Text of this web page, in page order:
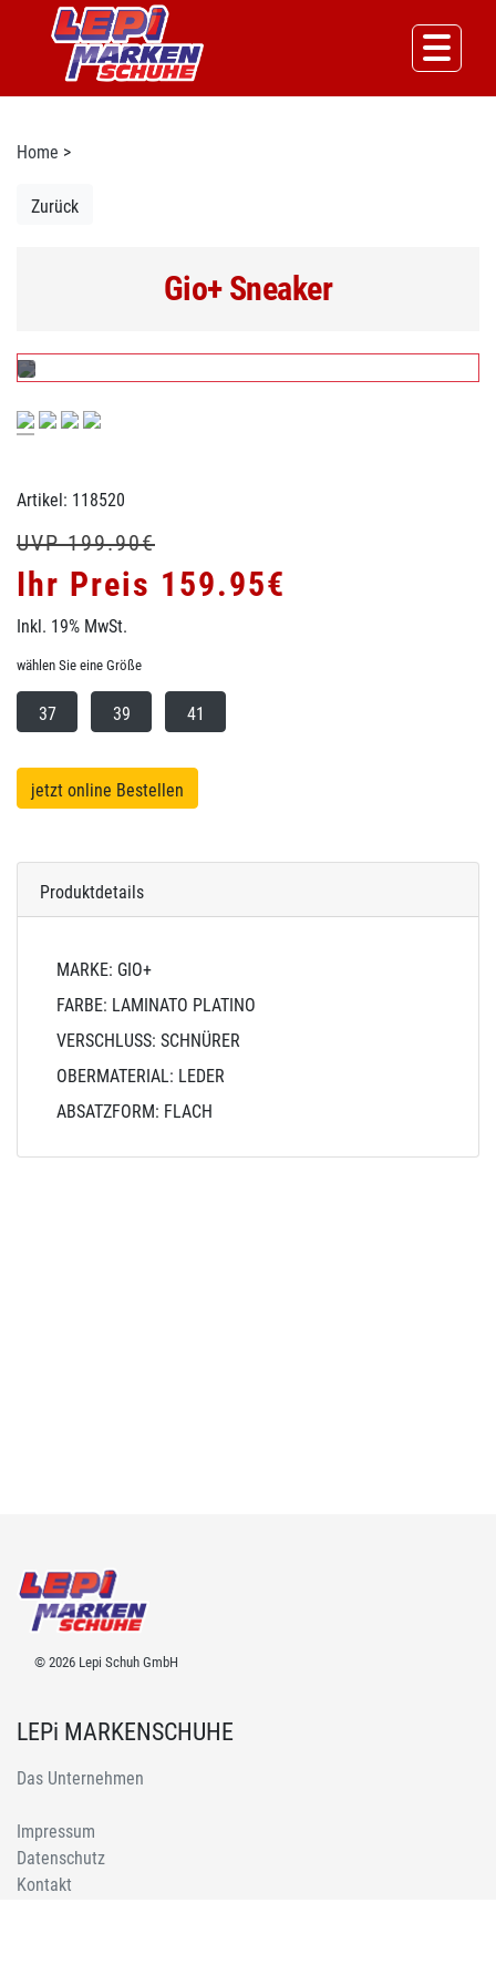
Home >
Zurück
Gio+ Sneaker
Artikel: 118520
UVP 199.90€
Ihr Preis 159.95€
Inkl. 19% MwSt.
wählen Sie eine Größe
37 39 41
jetzt online Bestellen
Produktdetails
MARKE: GIO+
FARBE: LAMINATO PLATINO
VERSCHLUSS: SCHNÜRER
OBERMATERIAL: LEDER
ABSATZFORM: FLACH
© 2026 Lepi Schuh GmbH
LEPi MARKENSCHUHE
Das Unternehmen
Impressum
Datenschutz
Kontakt